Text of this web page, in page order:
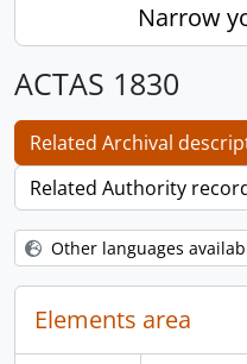
Narrow
ACTAS 1830
Related Archival
Related Authority
Other languages
Elements area